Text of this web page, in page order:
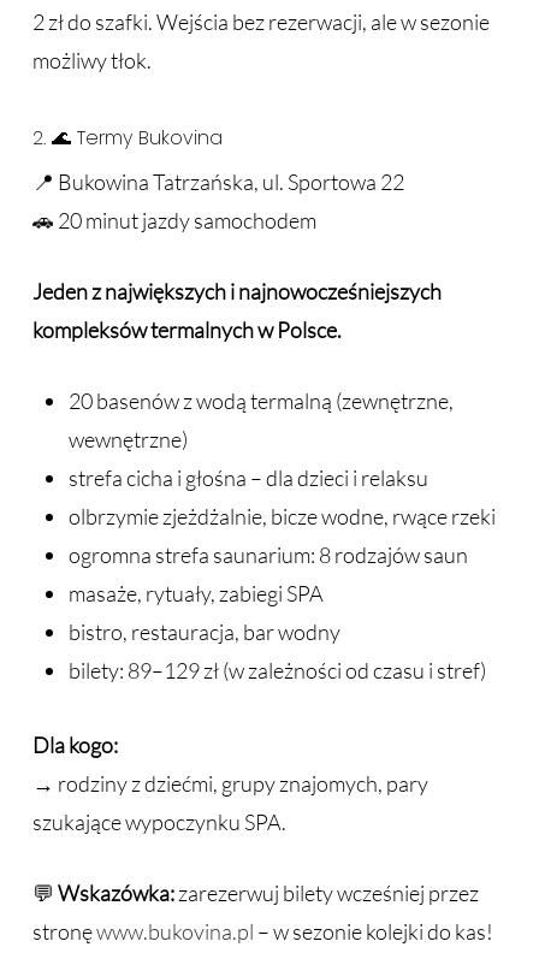
2 zł do szafki. Wejścia bez rezerwacji, ale w sezonie
możliwy tłok.
2. 🌊 Termy Bukovina
📍 Bukowina Tatrzańska, ul. Sportowa 22
🚗 20 minut jazdy samochodem
Jeden z największych i najnowocześniejszych
kompleksów termalnych w Polsce.
20 basenów z wodą termalną (zewnętrzne,
wewnętrzne)
strefa cicha i głośna – dla dzieci i relaksu
olbrzymie zjeżdżalnie, bicze wodne, rwące rzeki
ogromna strefa saunarium: 8 rodzajów saun
masaże, rytuały, zabiegi SPA
bistro, restauracja, bar wodny
bilety: 89–129 zł (w zależności od czasu i stref)
Dla kogo:
→ rodziny z dziećmi, grupy znajomych, pary
szukające wypoczynku SPA.
💬 Wskazówka:zarezerwuj bilety wcześniej przez
stronęwww.bukovina.pl – w sezonie kolejki do kas!